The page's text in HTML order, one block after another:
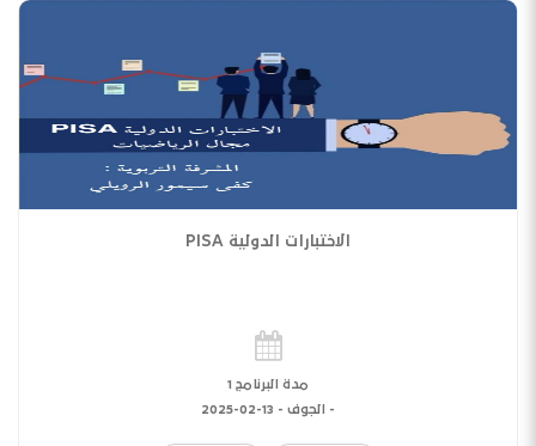
الاختبارات الدولية PISA
مدة البرنامج 1
- الجوف - 13-02-2025